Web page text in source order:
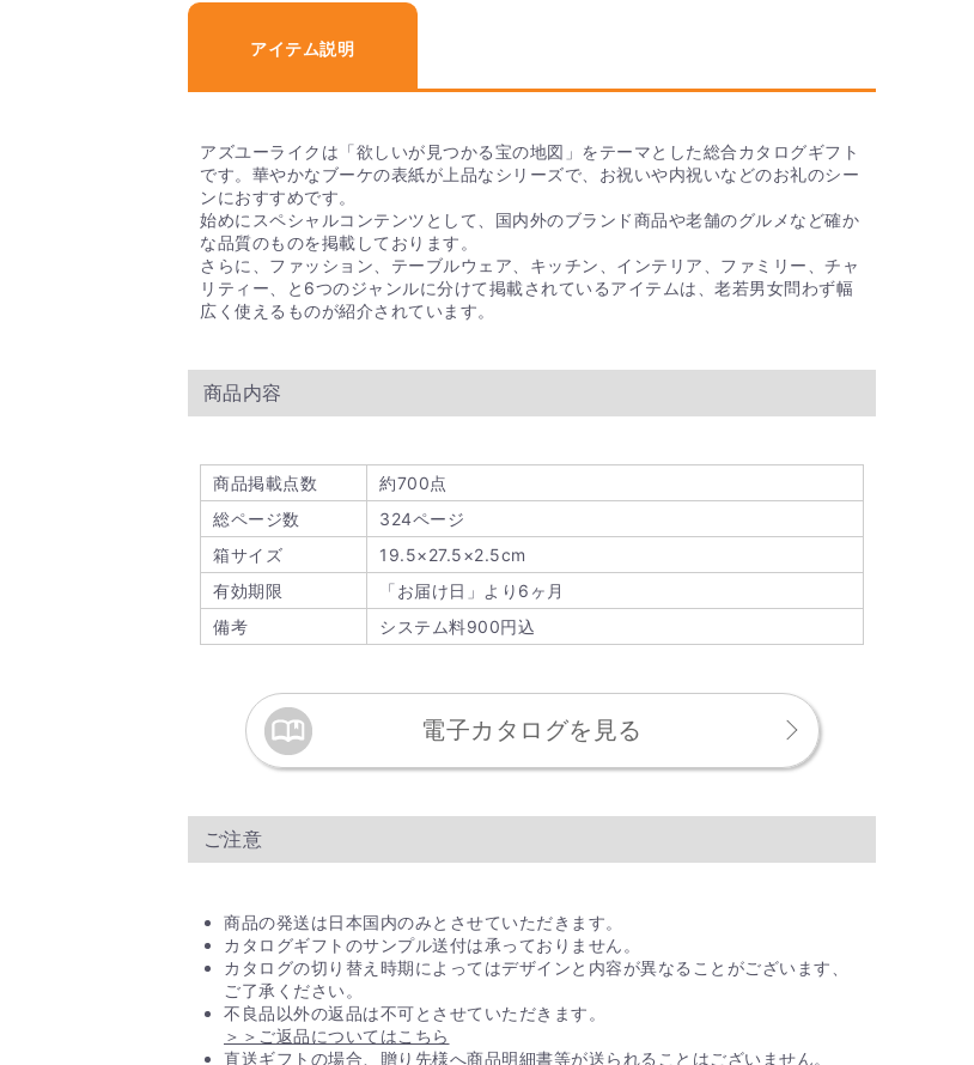
のカタログギフトとなっております。
一部、用途に合わせた専用のカタログギフトがありますのでご注意ください。
専用のカタログには結婚の挨拶文など、用途に合わせた内容が載っています。
・出産祝い専用のカタログギフト
・出産内祝い専用のカタログギフト
・弔事用のカタログギフト
Q. 人気のカタログギフトはありますか？
PIARY限定のカタログギフト「ドルチェ」、「グランノーブル」、「シュエッ
Q. たくさん買いたいのですが、割引はありますか？
福利厚生や、イベントなどでたくさんご用意されたい方に、大口注文割引をご
用意しています。詳細は「カタログギフト まとめ買い・大口注文フォーム」を
ご確認ください。
▼詳しくはこちらをご覧ください。
カタログギフト まとめ買い・大口注文フォーム
※一部対象外の商品がございます。
は入っていますか？
直送ギフトの場合、贈り先様へ商品明細書等が送られることはございません。
ご安心ください。
アイテム説明
アズユーライクは「欲しいが見つかる宝の地図」をテーマとした総合カタログギフト
です。華やかなブーケの表紙が上品なシリーズで、お祝いや内祝いなどのお礼のシー
ンにおすすめです。
始めにスペシャルコンテンツとして、国内外のブランド商品や老舗のグルメなど確か
な品質のものを掲載しております。
さらに、ファッション、テーブルウェア、キッチン、インテリア、ファミリー、チャ
リティー、と6つのジャンルに分けて掲載されているアイテムは、老若男女問わず幅
広く使えるものが紹介されています。
商品内容
商品掲載点数
約700点
総ページ数
324ページ
箱サイズ
19.5×27.5×2.5cm
有効期限
「お届け日」より6ヶ月
備考
システム料900円込
電子カタログを見る
ご注意
商品の発送は日本国内のみとさせていただきます。
カタログギフトのサンプル送付は承っておりません。
カタログの切り替え時期によってはデザインと内容が異なることがございます、
ご了承ください。
不良品以外の返品は不可とさせていただきます。
＞＞ご返品についてはこちら
直送ギフトの場合、贈り先様へ商品明細書等が送られることはございません。